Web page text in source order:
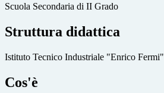
Scuola Secondaria di II Grado
Struttura didattica
Istituto Tecnico Industriale "Enrico Fermi"
Cos'è